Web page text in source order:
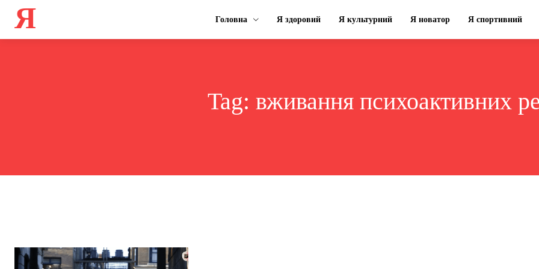
Я Головна Я здоровий Я культурний Я новатор Я спортивний
Tag: вживання психоактивних